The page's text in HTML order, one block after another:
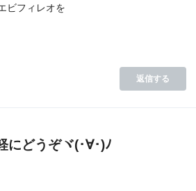
ビフィレオを
返信する
にどうぞヾ(･∀･)ﾉ